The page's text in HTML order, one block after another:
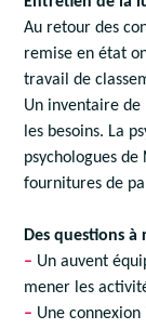
Au retour des
remise en état
travail de
Un inventaire
les besoins. La
psychologues
fournitures de
Des questions
– Un auvent
mener les
– Une